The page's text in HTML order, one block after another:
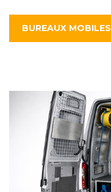
BUREAUX MOBILES